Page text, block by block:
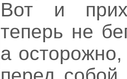
Вот и
теперь не
а